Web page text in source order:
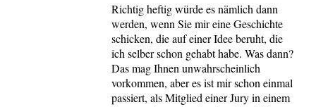
Richtig heftig würde es nämlich dann
werden, wenn Sie mir eine Geschichte
schicken, die auf einer Idee beruht, die
ich selber schon gehabt habe. Was dann?
Das mag Ihnen unwahrscheinlich
vorkommen, aber es ist mir schon einmal
passiert, als Mitglied einer Jury in einem